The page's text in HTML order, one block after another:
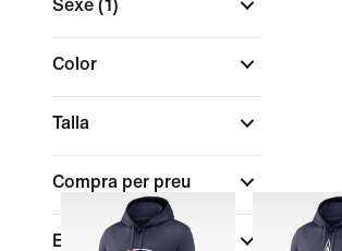
Sexe (1)
Color
Talla
Compra per preu
Esports (1)